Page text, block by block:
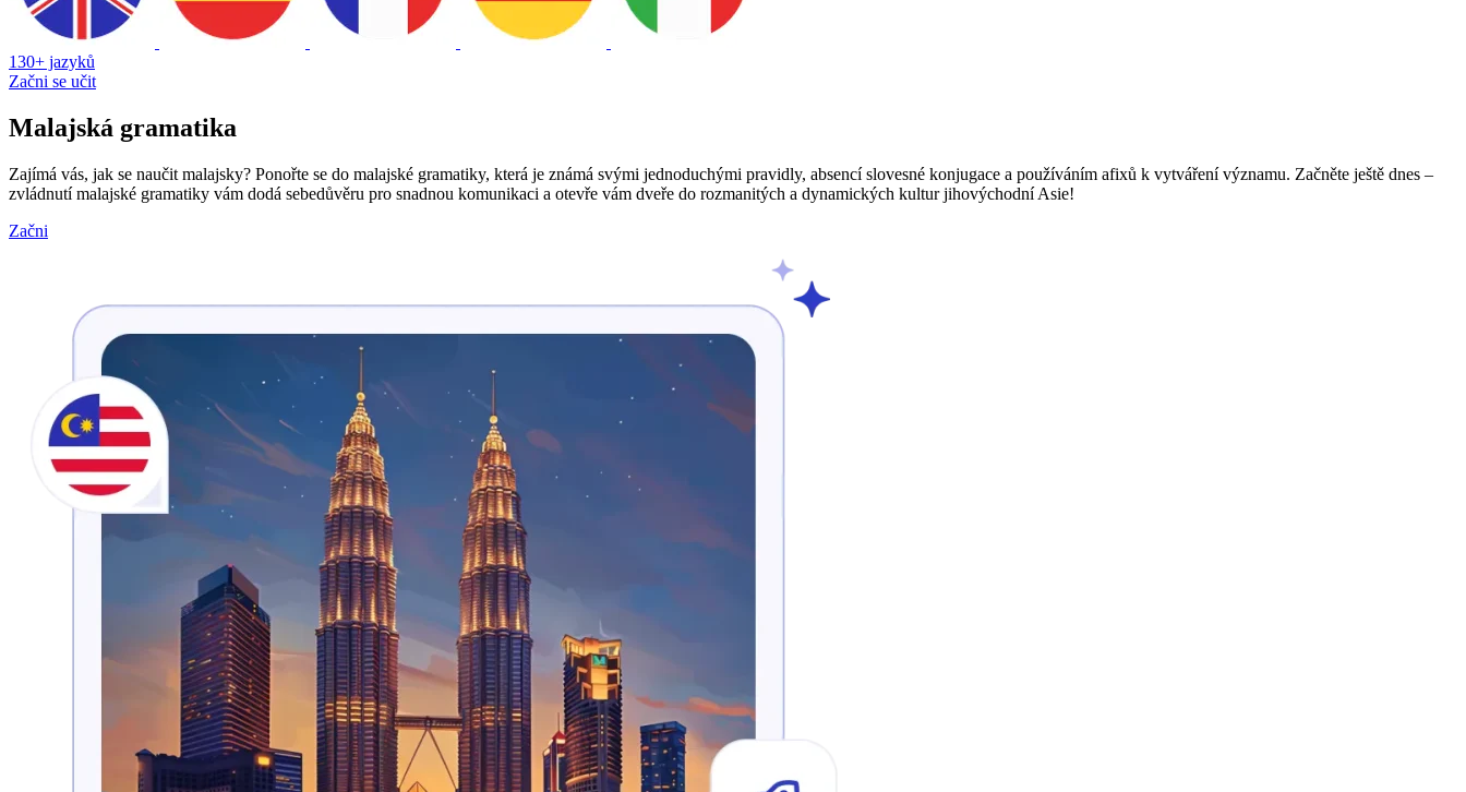
130+ jazyků
Začni se učit
Malajská gramatika
Zajímá vás, jak se naučit malajsky? Ponořte se do malajské gramatiky, která je známá svými jednoduchými pravidly, absencí slovesné konjugace a používáním afixů k vytváření významu. Začněte ještě dnes –
zvládnutí malajské gramatiky vám dodá sebedůvěru pro snadnou komunikaci a otevře vám dveře do rozmanitých a dynamických kultur jihovýchodní Asie!
Začni